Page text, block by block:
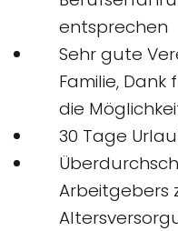
entsprechen
Sehr gute
Familie,
die
30 Tage
Arbeitgebers